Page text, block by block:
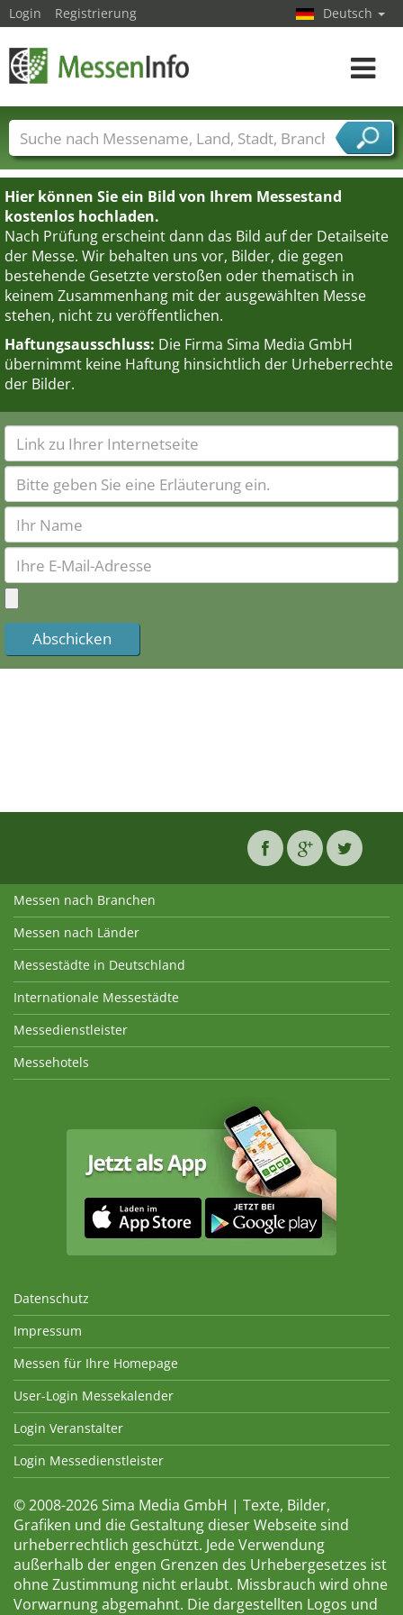
Hier können Sie ein Bild von Ihrem Messestand
kostenlos hochladen.
Nach Prüfung erscheint dann das Bild auf der Detailseite
der Messe. Wir behalten uns vor, Bilder, die gegen
bestehende Gesetzte verstoßen oder thematisch in
keinem Zusammenhang mit der ausgewählten Messe
stehen, nicht zu veröffentlichen.
Haftungsausschluss: Die Firma Sima Media GmbH
übernimmt keine Haftung hinsichtlich der Urheberrechte
der Bilder.
Login Registrierung Deutsch
Toggle
Messenamen Länder Städte
Branchen
Dienstleisterbranchen
Messen nach Branchen
Messen nach Länder
Messestädte in Deutschland
Internationale Messestädte
Messedienstleister
Messehotels
Datenschutz
Impressum
Messen für Ihre Homepage
User-Login Messekalender
Login Veranstalter
Login Messedienstleister
© 2008-2026 Sima Media GmbH | Texte, Bilder,
Grafiken und die Gestaltung dieser Webseite sind
urheberrechtlich geschützt. Jede Verwendung
außerhalb der engen Grenzen des Urhebergesetzes ist
ohne Zustimmung nicht erlaubt. Missbrauch wird ohne
Vorwarnung abgemahnt. Die dargestellten Logos und